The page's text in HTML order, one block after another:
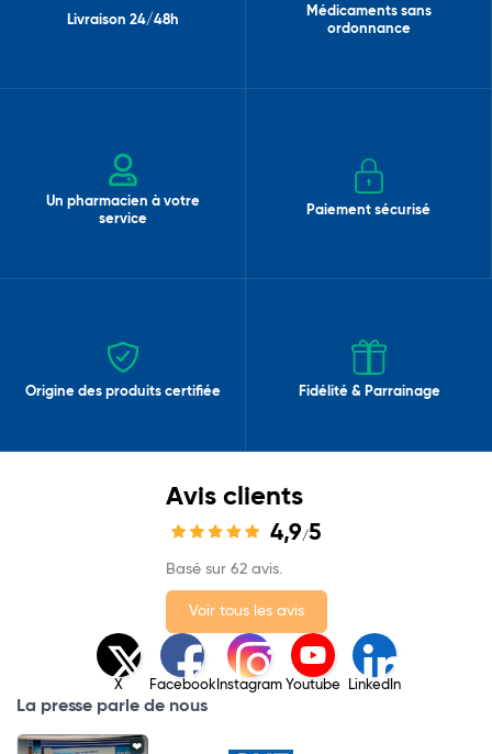
Livraison 24/48h
Médicaments sans
ordonnance
Un pharmacien à votre
service
Paiement sécurisé
Origine des produits certifiée Fidélité & Parrainage
Avis clients
4,9/5
Basé sur 62 avis.
Voir tous les avis
X Facebook Instagram Youtube LinkedIn
La presse parle de nous